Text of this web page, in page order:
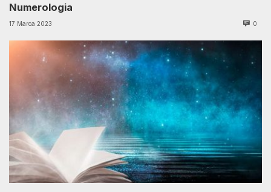
Numerologia
17 Marca 2023 0